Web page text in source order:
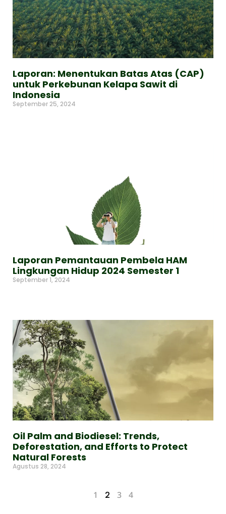
Laporan: Menentukan Batas Atas (CAP)
untuk Perkebunan Kelapa Sawit di
Indonesia
September 25, 2024
Laporan Pemantauan Pembela HAM
Lingkungan Hidup 2024 Semester 1
September 1, 2024
Oil Palm and Biodiesel: Trends,
Deforestation, and Efforts to Protect
Natural Forests
Agustus 28, 2024
1 2 3 4